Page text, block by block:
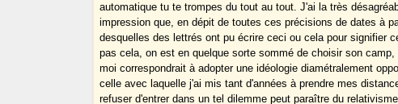
automatique tu te trompes du tout au tout. J'ai la très
impression que, en dépit de toutes ces précisions de dates à
desquelles des lettrés ont pu écrire ceci ou cela pour signifier
pas cela, on est en quelque sorte sommé de choisir son camp,
moi correspondrait à adopter une idéologie diamétralement
celle avec laquelle j'ai mis tant d'années à prendre mes
refuser d'entrer dans un tel dilemme peut paraître du